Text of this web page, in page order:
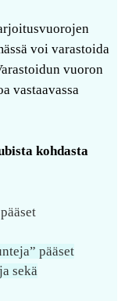
voi varastoida
vuoron
vastaavassa
kohdasta
pääset
sekä